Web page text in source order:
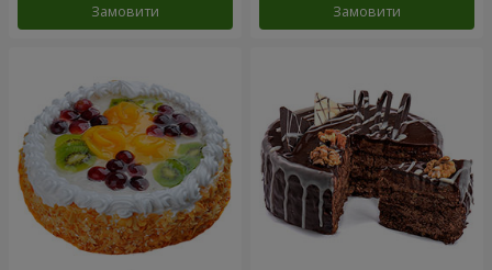
Замовити Замовити